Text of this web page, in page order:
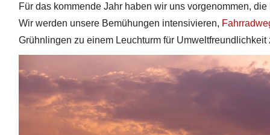
Für das kommende Jahr haben wir uns vorgenommen,
Wir werden unsere Bemühungen intensivieren,
Grühnlingen zu einem Leuchturm für Umweltfreundlichkeit